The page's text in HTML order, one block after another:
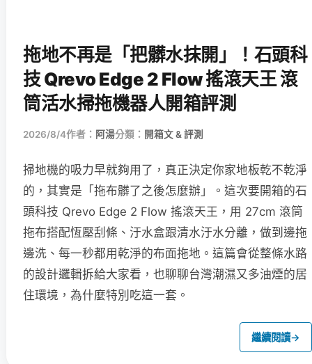
拖地不再是「把髒水抹開」！石頭科
技 Qrevo Edge 2 Flow 搖滾天王 滾
筒活水掃拖機器人開箱評測
2026/8/4作者： 阿湯分類： 開箱文 & 評測
掃地機的吸力早就夠用了，真正決定你家地板乾不乾淨
的，其實是「拖布髒了之後怎麼辦」。這次要開箱的石
頭科技 Qrevo Edge 2 Flow 搖滾天王，用 27cm 滾筒
拖布搭配恆壓刮條、汙水盒跟清水汙水分離，做到邊拖
邊洗、每一秒都用乾淨的布面拖地。這篇會從整條水路
的設計邏輯拆給大家看，也聊聊台灣潮濕又多油煙的居
住環境，為什麼特別吃這一套。
繼續閱讀→